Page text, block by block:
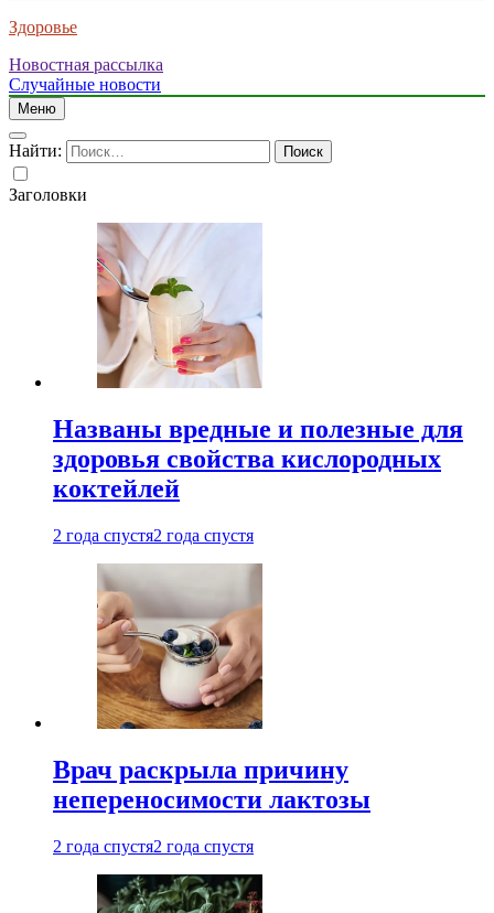
Здоровье
Новостная рассылка
Случайные новости
Меню
Найти:
Заголовки
Названы вредные и полезные для
здоровья свойства кислородных
коктейлей
2 года спустя2 года спустя
Врач раскрыла причину
непереносимости лактозы
2 года спустя2 года спустя